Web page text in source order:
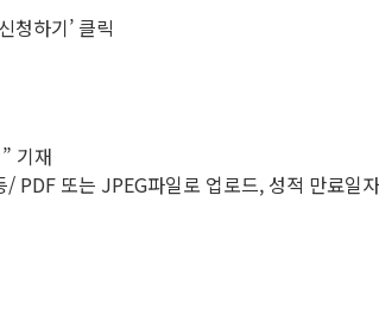
청하기’ 클릭
기재
/ PDF 또는 JPEG파일로 업로드, 성적 만료일